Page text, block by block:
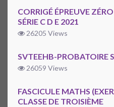
CORRIGÉ ÉPREUVE
SÉRIE C D E 2021
26205 Views
SVTEEHB-PROBATOIRE
26059 Views
FASCICULE MATHS
CLASSE DE TROISIÈME